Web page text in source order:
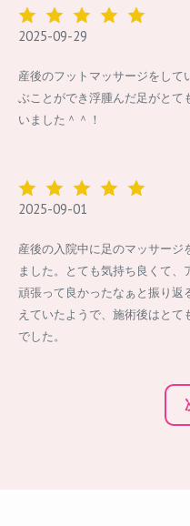
2025-09-29
産後のフットマッサージをして
ぶことができ浮腫んだ足がとて
いました＾＾！
2025-09-01
産後の入院中に足のマッサー
ました。とても気持ち良くて
頑張って良かったなぁと振り返
えていたようで、施術後はとて
でした。